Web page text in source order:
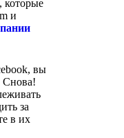
которые
и
вы
Снова!
за
в их